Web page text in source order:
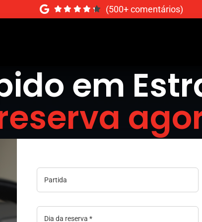
(500+ comentários)
em